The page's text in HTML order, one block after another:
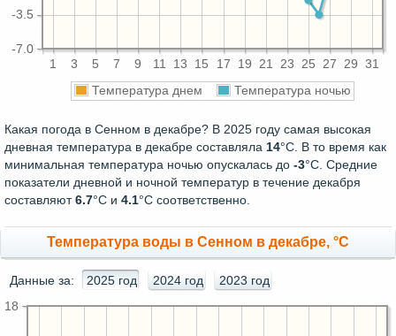
1 3 5 7 9 11 13 15 17 19 21 23 25 27 29 31
-7.0
-3.5
Температура днем Температура ночью
Какая погода в Сенном в декабре? В 2025 году самая высокая
дневная температура в декабре составляла 14°С. В то время как
минимальная температура ночью опускалась до -3°C. Средние
показатели дневной и ночной температур в течение декабря
составляют6.7°С и 4.1°С соответственно.
Температура воды в Сенном в декабре, °C
Данные за: 2025 год 2024 год 2023 год
18